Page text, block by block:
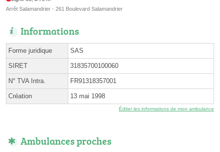
Arrêt Salamandrier - 261 Boulevard Salamandrier
Informations
Forme juridique SAS
SIRET 31835700100060
N° TVA Intra. FR91318357001
Création 13 mai 1998
Éditer les informations de mon ambulance
Ambulances proches